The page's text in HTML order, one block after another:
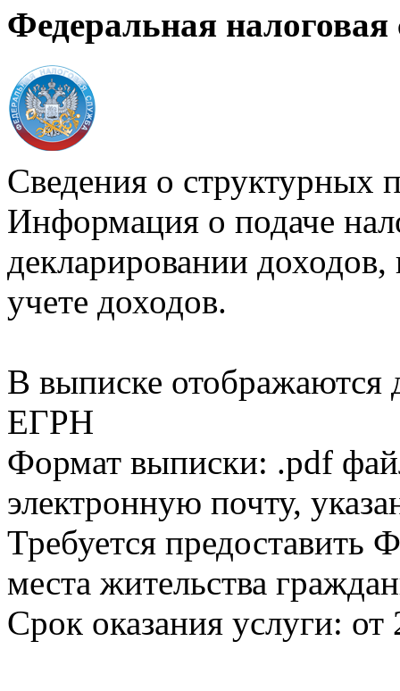
Федеральная налоговая
Сведения о структурных
Информация о подаче
декларировании доходов,
учете доходов.
В выписке
ЕГРН
Формат выписки: .pdf
электронную почту,
Требуется
места жительства
Срок оказания услуги: от